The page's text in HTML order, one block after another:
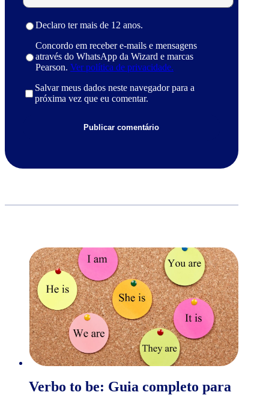
Declaro ter mais de 12 anos.
Concordo em receber e-mails e mensagens
através do WhatsApp da Wizard e marcas
Pearson. Ver política de privacidade.
Salvar meus dados neste navegador para a
próxima vez que eu comentar.
Verbo to be: Guia completo para